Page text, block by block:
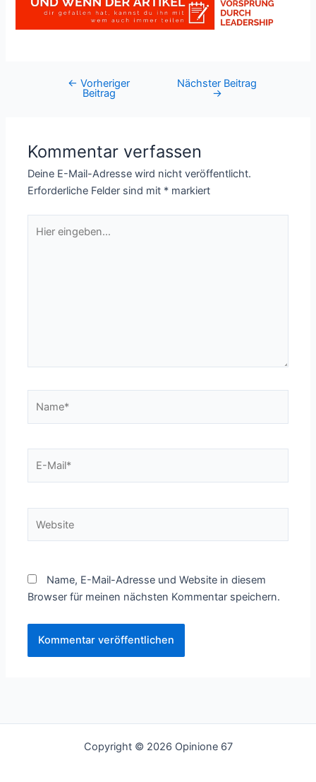
← Vorheriger
Beitrag
Nächster Beitrag
→
Kommentar verfassen
Deine E-Mail-Adresse wird nicht veröffentlicht.
Erforderliche Felder sind mit * markiert
eingeben…
Mail*
Name, E-Mail-Adresse und Website in diesem
Browser für meinen nächsten Kommentar speichern.
Copyright © 2026 Opinione 67